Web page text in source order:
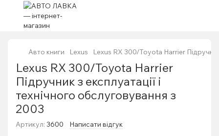
Авто книги Lexus Lexus RX 300/Toyota Harrier
Lexus RX 300/Toyota Harrier
Підручник з експлуатації і
технічного обслуговування з
2003
Артикул: 3600 Написати відгук